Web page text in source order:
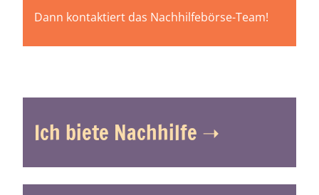
Dann kontaktiert das Nachhilfebörse-Team!
Ich biete Nachhilfe ➝